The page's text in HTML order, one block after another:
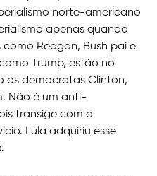
norte-americano
apenas quando
Reagan, Bush pai e
Trump, estão no
os democratas Clinton,
Não é um anti-
transige com o
Lula adquiriu esse